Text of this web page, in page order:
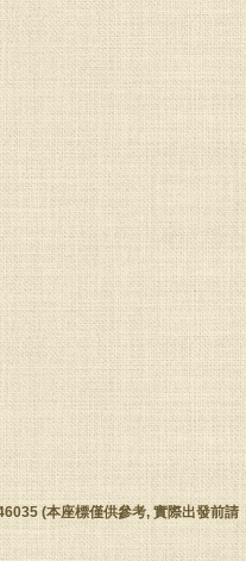
(本座標僅供參考, 實際出發前請